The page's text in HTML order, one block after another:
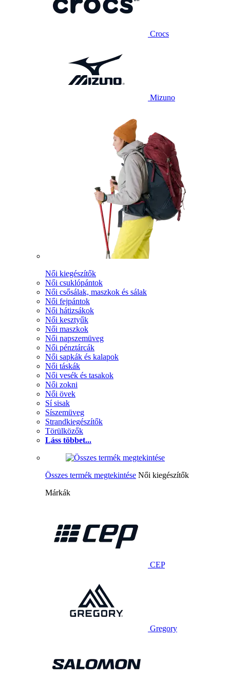
Crocs
Mizuno
Női kiegészítők
Női csuklópántok
Női csősálak, maszkok és sálak
Női fejpántok
Női hátizsákok
Női kesztyűk
Női maszkok
Női napszemüveg
Női pénztárcák
Női sapkák és kalapok
Női táskák
Női vesék és tasakok
Női zokni
Női övek
Sí sisak
Síszemüveg
Strandkiegészítők
Törülközők
Láss többet...
Összes termék megtekintése Női kiegészítők
Márkák
CEP
Gregory